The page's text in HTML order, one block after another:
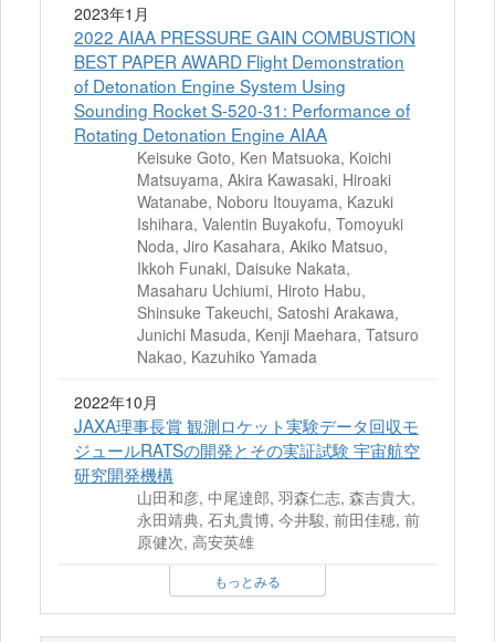
2023年1月
2022 AIAA PRESSURE GAIN COMBUSTION
BEST PAPER AWARD Flight Demonstration
of Detonation Engine System Using
Sounding Rocket S-520-31: Performance of
Rotating Detonation Engine AIAA
Keisuke Goto, Ken Matsuoka, Koichi
Matsuyama, Akira Kawasaki, Hiroaki
Watanabe, Noboru Itouyama, Kazuki
Ishihara, Valentin Buyakofu, Tomoyuki
Noda, Jiro Kasahara, Akiko Matsuo,
Ikkoh Funaki, Daisuke Nakata,
Masaharu Uchiumi, Hiroto Habu,
Shinsuke Takeuchi, Satoshi Arakawa,
Junichi Masuda, Kenji Maehara, Tatsuro
Nakao, Kazuhiko Yamada
2022年10月
JAXA理事長賞 観測ロケット実験データ回収モ
ジュールRATSの開発とその実証試験 宇宙航空
研究開発機構
山田和彦, 中尾達郎, 羽森仁志, 森吉貴大,
永田靖典, 石丸貴博, 今井駿, 前田佳穂, 前
原健次, 高安英雄
もっとみる